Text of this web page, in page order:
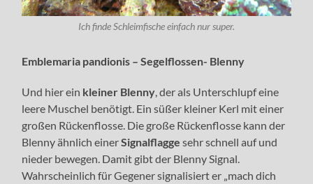
Ich finde Schleimfische einfach nur super.
Emblemaria pandionis – Segelflossen- Blenny
Und hier ein kleiner Blenny , der als Unterschlupf eine
leere Muschel benötigt. Ein süßer kleiner Kerl mit einer
großen Rückenflosse. Die große Rückenflosse kann der
Blenny ähnlich einerSignalflagge sehr schnell auf und
nieder bewegen. Damit gibt der Blenny Signal.
Wahrscheinlich für Gegener signalisiert er „mach dich